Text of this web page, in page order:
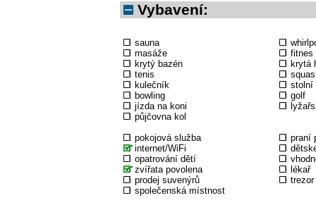
Vybavení:
sauna
masáže
fitnes
krytý bazén
krytá
tenis
kulečník
stolní
bowling
golf
jízda na koni
půjčovna kol
pokojová služba
praní
internet/WiFi
opatrování dětí
zvířata povolena
lékař
prodej suvenýrů
trezor
společenská místnost